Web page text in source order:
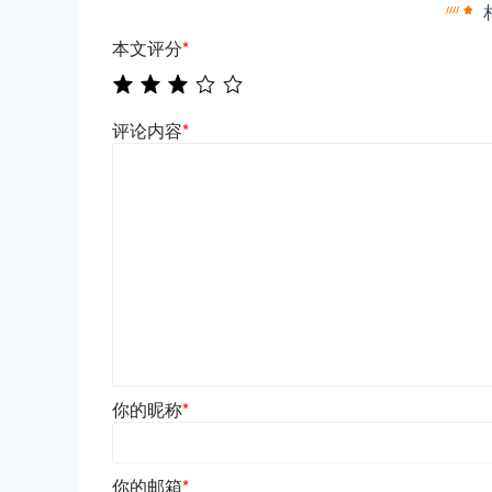
本文评分*
评论内容*
你的昵称*
你的邮箱*